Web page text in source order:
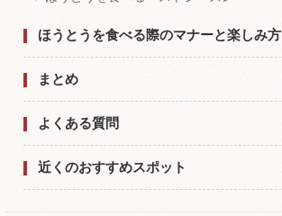
ほうとうを食べる際のマナーと楽しみ方
まとめ
よくある質問
近くのおすすめスポット